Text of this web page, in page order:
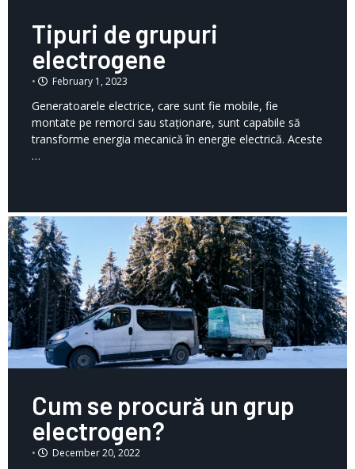
Tipuri de grupuri
electrogene
• February 1, 2023
Generatoarele electrice, care sunt fie mobile, fie
montate pe remorci sau staționare, sunt capabile să
transforme energia mecanică în energie electrică. Aceste
…
Cum se procură un grup
electrogen?
• December 20, 2022